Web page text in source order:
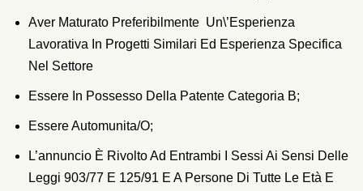
Aver Maturato Preferibilmente Un\’esperienza
Lavorativa In Progetti Similari Ed Esperienza Specifica
Nel Settore
Essere In Possesso Della Patente Categoria B;
Essere Automunita/o;
L’annuncio È Rivolto Ad Entrambi I Sessi Ai Sensi Delle
Leggi 903/77 E 125/91 E A Persone Di Tutte Le Età E